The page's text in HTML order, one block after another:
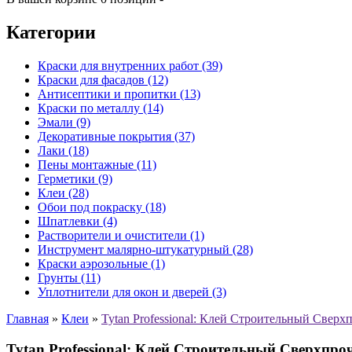
Категории
Краски для внутренних работ (39)
Краски для фасадов (12)
Антисептики и пропитки (13)
Краски по металлу (14)
Эмали (9)
Декоративные покрытия (37)
Лаки (18)
Пены монтажные (11)
Герметики (9)
Клеи (28)
Обои под покраску (18)
Шпатлевки (4)
Растворители и очистители (1)
Инструмент малярно-штукатурный (28)
Краски аэрозольные (1)
Грунты (11)
Уплотнители для окон и дверей (3)
Главная » Клеи » Tytan Professional: Клей Строительный